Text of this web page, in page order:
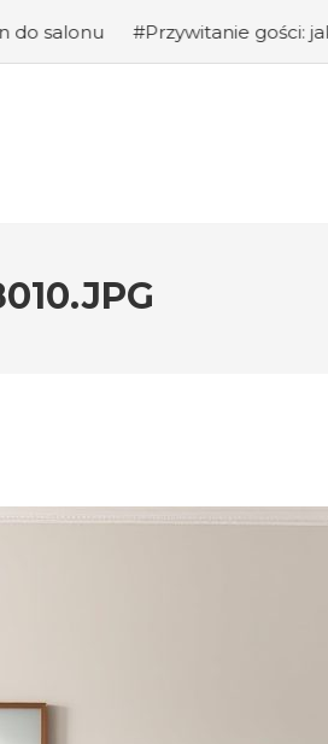
gości: jak stworzyć